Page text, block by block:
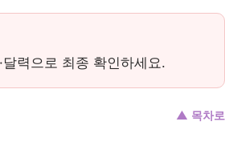
력으로 최종 확인하세요.
▲ 목차로